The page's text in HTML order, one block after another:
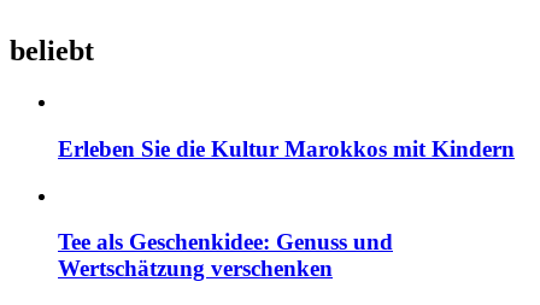
beliebt
Erleben Sie die Kultur Marokkos mit Kindern
Tee als Geschenkidee: Genuss und
Wertschätzung verschenken